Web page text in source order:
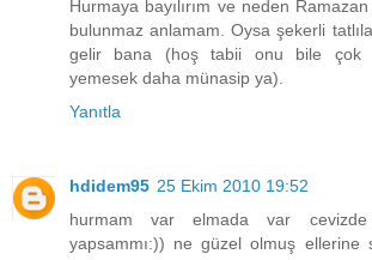
Hurmaya bayılırım ve neden
bulunmaz anlamam. Oysa şekerli
gelir bana (hoş tabii onu bile çok
yemesek daha münasip ya).
Yanıtla
hdidem95 25 Ekim 2010 19:52
hurmam var elmada var
yapsammı:)) ne güzel olmuş ellerine